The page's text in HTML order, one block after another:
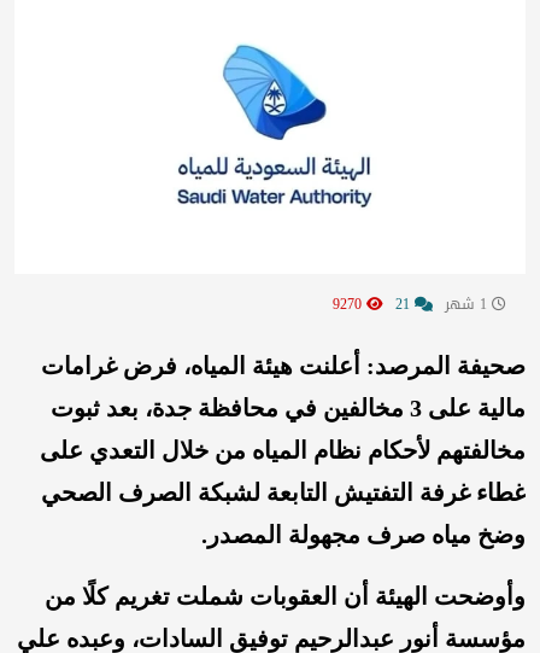
صحيفة المرصد: أعلنت هيئة المياه، فرض غرامات
مالية على 3 مخالفين في محافظة جدة، بعد ثبوت
مخالفتهم لأحكام نظام المياه من خلال التعدي على
غطاء غرفة التفتيش التابعة لشبكة الصرف الصحي
وضخ مياه صرف مجهولة المصدر.
وأوضحت الهيئة أن العقوبات شملت تغريم كلًا من
مؤسسة أنور عبدالرحيم توفيق السادات، وعبده علي